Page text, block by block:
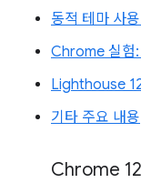
동적 테마 사용
Chrome 실험:
Lighthouse
기타 주요 내용
Chrome